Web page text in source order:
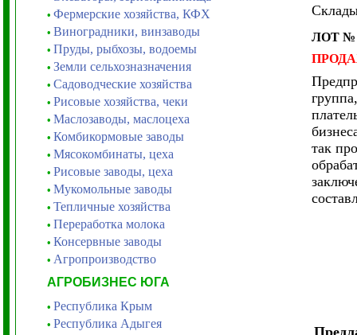
• Фермерские хозяйства, КФХ
• Виноградники, винзаводы
• Пруды, рыбхозы, водоемы
• Земли сельхозназначения
• Садоводческие хозяйства
• Рисовые хозяйства, чеки
• Маслозаводы, маслоцеха
• Комбикормовые заводы
• Мясокомбинаты, цеха
• Рисовые заводы, цеха
• Мукомольные заводы
• Тепличные хозяйства
• Переработка молока
• Консервные заводы
• Агропроизводство
АГРОБИЗНЕС ЮГА
• Республика Крым
• Республика Адыгея
ЛОТ №
так